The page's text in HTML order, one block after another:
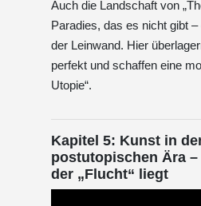
Auch die Landschaft von
Paradies, das es nicht gibt
der Leinwand. Hier
perfekt und schaffen eine
Utopie“.
Kapitel 5: Kunst in
postutopischen Ära
der „Flucht“ liegt